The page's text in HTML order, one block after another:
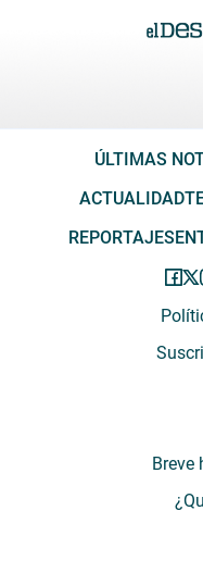
ÚLTIMAS
ACTUALIDAD
REPORTAJES
Breve